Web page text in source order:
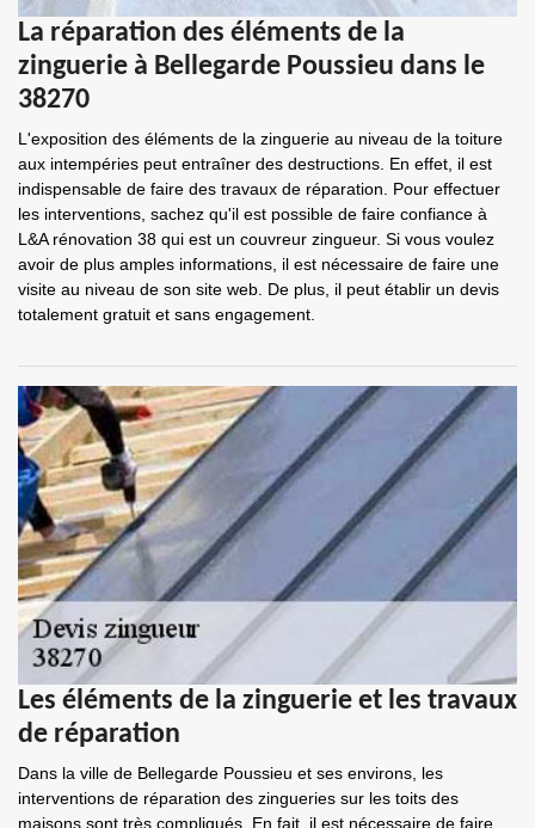
La réparation des éléments de la
zinguerie à Bellegarde Poussieu dans le
38270
L'exposition des éléments de la zinguerie au niveau de la toiture
aux intempéries peut entraîner des destructions. En effet, il est
indispensable de faire des travaux de réparation. Pour effectuer
les interventions, sachez qu'il est possible de faire confiance à
L&A rénovation 38 qui est un couvreur zingueur. Si vous voulez
avoir de plus amples informations, il est nécessaire de faire une
visite au niveau de son site web. De plus, il peut établir un devis
totalement gratuit et sans engagement.
Les éléments de la zinguerie et les travaux
de réparation
Dans la ville de Bellegarde Poussieu et ses environs, les
interventions de réparation des zingueries sur les toits des
maisons sont très compliqués. En fait, il est nécessaire de faire